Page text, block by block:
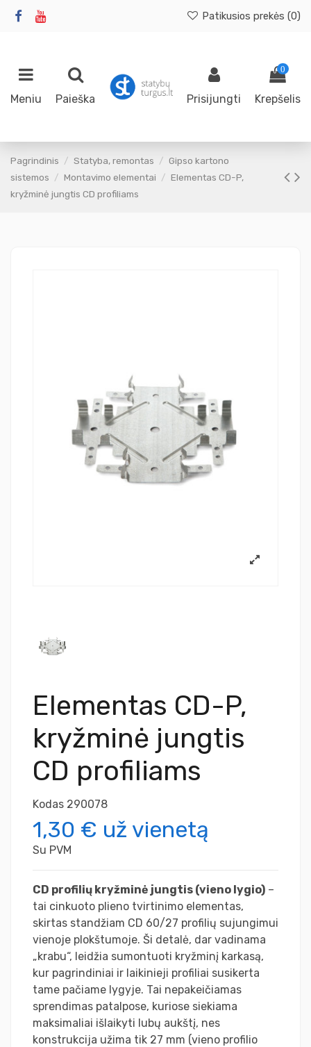
Patikusios prekės (0)
Meniu Paieška Prisijungti
0
Krepšelis
Pagrindinis Statyba, remontas
Gipso kartono
sistemos
Montavimo elementai
Elementas CD-P,
kryžminė jungtis CD profiliams
Elementas CD-P,
kryžminė jungtis
CD profiliams
Kodas 290078
1,30 € už vienetą
Su PVM
CD profilių kryžminė jungtis (vieno lygio) –
tai cinkuoto plieno tvirtinimo elementas,
skirtas standžiam CD 60/27 profilių sujungimui
vienoje plokštumoje. Ši detalė, dar vadinama
„krabu“, leidžia sumontuoti kryžminį karkasą,
kur pagrindiniai ir laikinieji profiliai susikerta
tame pačiame lygyje. Tai nepakeičiamas
sprendimas patalpose, kuriose siekiama
maksimaliai išlaikyti lubų aukštį, nes
konstrukcija užima tik 27 mm (vieno profilio